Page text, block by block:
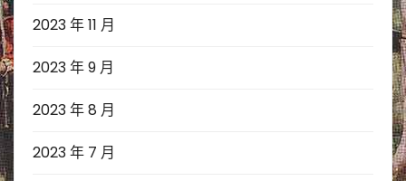
2023 年 11 月
2023 年 9 月
2023 年 8 月
2023 年 7 月